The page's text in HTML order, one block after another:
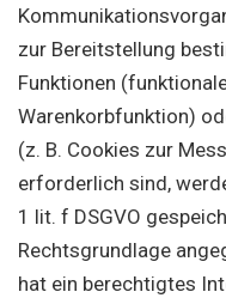
zur Bereitstellung
Funktionen
Warenkorbfunktion)
(z. B. Cookies zur
erforderlich sind,
1 lit. f DSGVO
Rechtsgrundlage
hat ein berechtigtes